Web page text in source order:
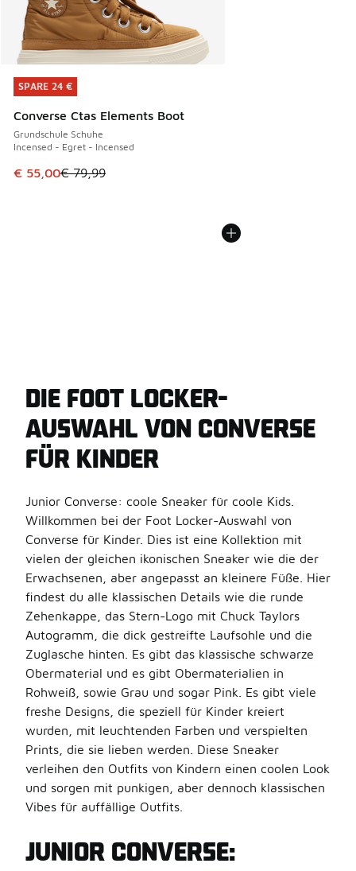
SPARE 24 €
Converse Ctas Elements Boot
Grundschule Schuhe
Incensed - Egret - Incensed
Dieser Artikel ist im Sale. Der Preis ist von € 79,99 auf €
€ 55,00€ 79,99
SPARE 24 €
DIE FOOT LOCKER-
AUSWAHL VON CONVERSE
FÜR KINDER
Junior Converse: coole Sneaker für coole Kids.
Willkommen bei der Foot Locker-Auswahl von
Converse für Kinder. Dies ist eine Kollektion mit
vielen der gleichen ikonischen Sneaker wie die der
Erwachsenen, aber angepasst an kleinere Füße. Hier
findest du alle klassischen Details wie die runde
Zehenkappe, das Stern-Logo mit Chuck Taylors
Autogramm, die dick gestreifte Laufsohle und die
Zuglasche hinten. Es gibt das klassische schwarze
Obermaterial und es gibt Obermaterialien in
Rohweiß, sowie Grau und sogar Pink. Es gibt viele
freshe Designs, die speziell für Kinder kreiert
wurden, mit leuchtenden Farben und verspielten
Prints, die sie lieben werden. Diese Sneaker
verleihen den Outfits von Kindern einen coolen Look
und sorgen mit punkigen, aber dennoch klassischen
Vibes für auffällige Outfits.
JUNIOR CONVERSE: